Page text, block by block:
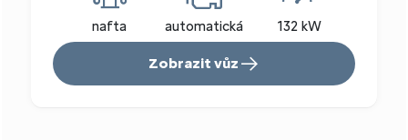
nafta automatická 132 kW
Zobrazit vůz